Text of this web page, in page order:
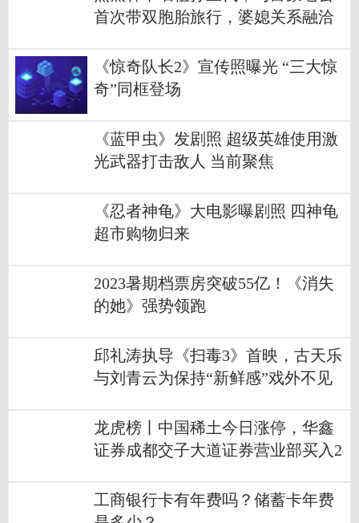
首次带双胞胎旅行，婆媳关系融洽
《惊奇队长2》宣传照曝光 “三大惊
奇”同框登场
《蓝甲虫》发剧照 超级英雄使用激
光武器打击敌人 当前聚焦
《忍者神龟》大电影曝剧照 四神龟
超市购物归来
2023暑期档票房突破55亿！《消失
的她》强势领跑
邱礼涛执导《扫毒3》首映，古天乐
与刘青云为保持“新鲜感”戏外不见
龙虎榜丨中国稀土今日涨停，华鑫
证券成都交子大道证券营业部买入2
工商银行卡有年费吗？储蓄卡年费